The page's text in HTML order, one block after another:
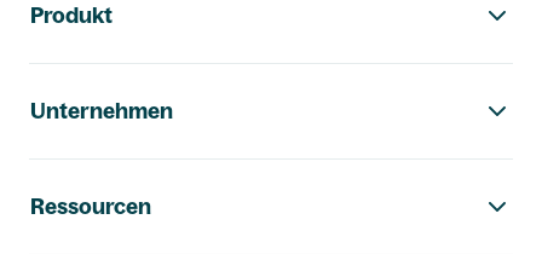
Produkt
Unternehmen
Ressourcen